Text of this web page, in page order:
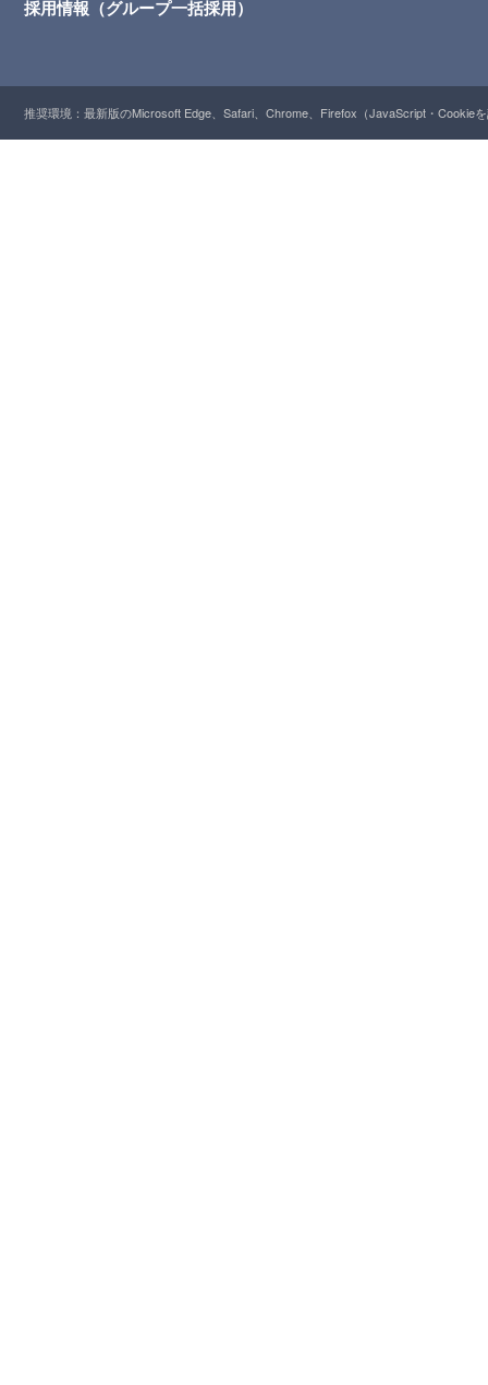
採用情報（グループ一括採用）
推奨環境：最新版のMicrosoft Edge、Safari、Chrome、Firefox（JavaScript・Cookie